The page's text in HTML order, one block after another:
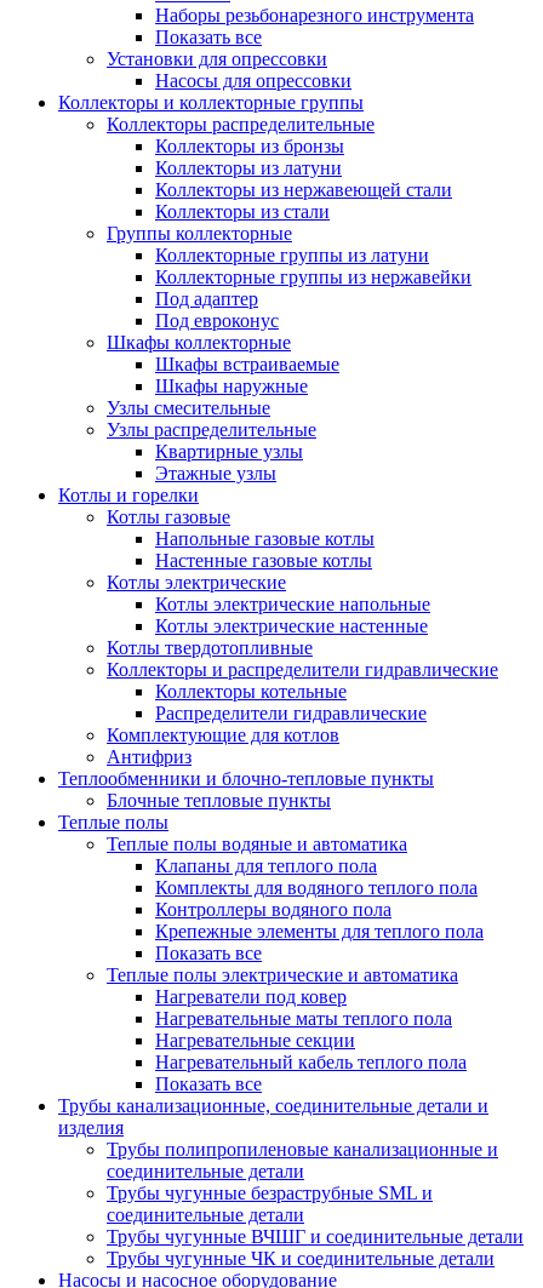
Наборы резьбонарезного инструмента
Показать все
Установки для опрессовки
Насосы для опрессовки
Коллекторы и коллекторные группы
Коллекторы распределительные
Коллекторы из бронзы
Коллекторы из латуни
Коллекторы из нержавеющей стали
Коллекторы из стали
Группы коллекторные
Коллекторные группы из латуни
Коллекторные группы из нержавейки
Под адаптер
Под евроконус
Шкафы коллекторные
Шкафы встраиваемые
Шкафы наружные
Узлы смесительные
Узлы распределительные
Квартирные узлы
Этажные узлы
Котлы и горелки
Котлы газовые
Напольные газовые котлы
Настенные газовые котлы
Котлы электрические
Котлы электрические напольные
Котлы электрические настенные
Котлы твердотопливные
Коллекторы и распределители гидравлические
Коллекторы котельные
Распределители гидравлические
Комплектующие для котлов
Антифриз
Теплообменники и блочно-тепловые пункты
Блочные тепловые пункты
Теплые полы
Теплые полы водяные и автоматика
Клапаны для теплого пола
Комплекты для водяного теплого пола
Контроллеры водяного пола
Крепежные элементы для теплого пола
Показать все
Теплые полы электрические и автоматика
Нагреватели под ковер
Нагревательные маты теплого пола
Нагревательные секции
Нагревательный кабель теплого пола
Показать все
Трубы канализационные, соединительные детали и
изделия
Трубы полипропиленовые канализационные и
соединительные детали
Трубы чугунные безраструбные SML и
соединительные детали
Трубы чугунные ВЧШГ и соединительные детали
Трубы чугунные ЧК и соединительные детали
Насосы и насосное оборудование